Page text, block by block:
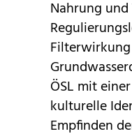
Nahrung und
Filterwirkung
ÖSL mit
kulturelle
Empfinden